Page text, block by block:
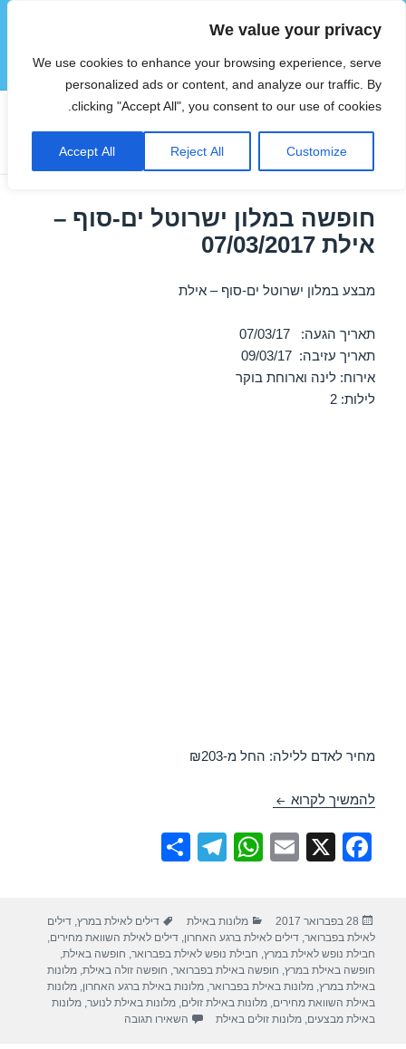
We value your privacy
We use cookies to enhance your browsing experience, serve
personalized ads or content, and analyze our traffic. By
clicking "Accept All", you consent to our use of cookies.
Customize
Reject All
Accept All
הוטצימר
תפריטים
ווידג'טים
חודש:פברואר 2017
חופשה במלון ישרוטל ים-סוף –
אילת 07/03/2017
מבצע במלון ישרוטל ים-סוף – אילת
תאריך הגעה: 07/03/17
תאריך עזיבה: 09/03/17
אירוח: לינה וארוחת בוקר
לילות: 2
מחיר לאדם ללילה: החל מ-₪203
להמשיך לקרוא חופשה במלון ישרוטל ים-סוף – אילת 07/03/2017
F
e
b
o
o
X
E
W
s
A
p
p
T
gr
a
m
e
פורסם
בתאריך
28 בפברואר 2017 קטגוריות
מלונות באילת תגיות
דילים לאילת במרץ,דילים
לאילת בפברואר,דילים לאילת ברגע האחרון,דילים לאילת השוואת מחירים,
חבילת נופש לאילת במרץ, חבילת נופש לאילת בפברואר, חופשה באילת,
חופשה באילת במרץ, חופשה באילת בפברואר, חופשה זולה באילת,מלונות
באילת במרץ,מלונות באילת בפברואר,מלונות באילת ברגע האחרון,מלונות
באילת השוואת מחירים,מלונות באילת זולים,מלונות באילת לנוער,מלונות
באילת מבצעים,מלונות זולים באילת השאירו תגובה